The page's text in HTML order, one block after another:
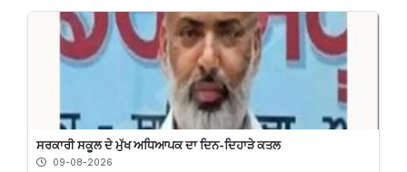
ਸਰਕਾਰੀ ਸਕੂਲ ਦੇ ਮੁੱਖ ਅਧਿਆਪਕ ਦਾ ਦਿਨ-ਦਿਹਾੜੇ ਕਤਲ
09-08-2026